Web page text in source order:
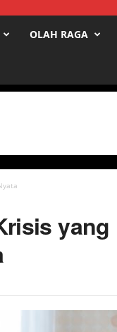
OLAH RAGA
yang